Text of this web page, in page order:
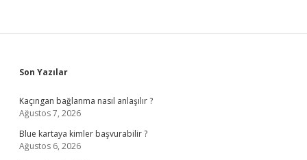
Sidebar
Son Yazılar
Kaçıngan bağlanma nasıl anlaşılır ?
Ağustos 7, 2026
Blue kartaya kimler başvurabilir ?
Ağustos 6, 2026